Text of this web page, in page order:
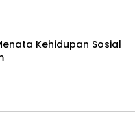
Kehidupan Sosial